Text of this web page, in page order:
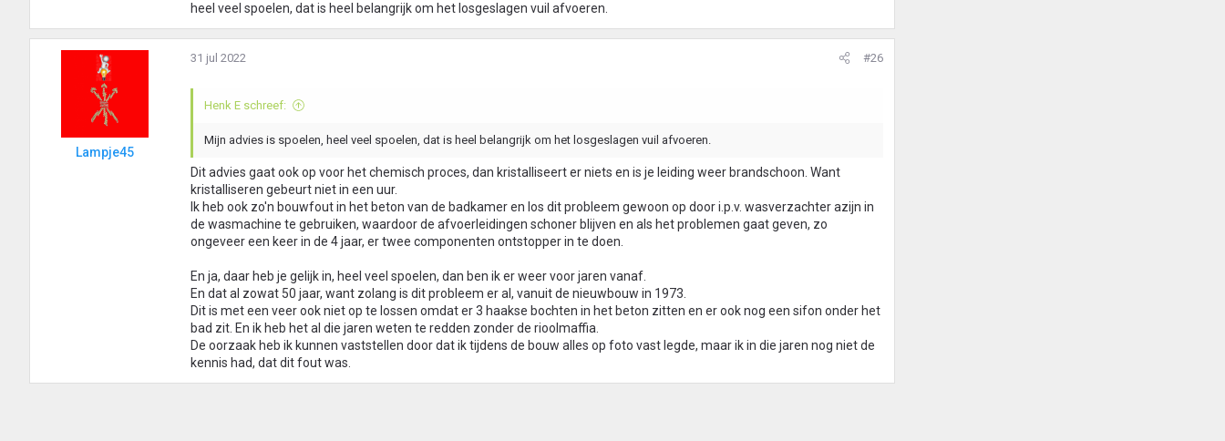
heel veel spoelen, dat is heel belangrijk om het losgeslagen vuil afvoeren.
Lampje45
31 jul 2022 #26
Henk E schreef:
Mijn advies is spoelen, heel veel spoelen, dat is heel belangrijk om het losgeslagen vuil afvoeren.
Dit advies gaat ook op voor het chemisch proces, dan kristalliseert er niets en is je leiding weer brandschoon. Want
kristalliseren gebeurt niet in een uur.
Ik heb ook zo'n bouwfout in het beton van de badkamer en los dit probleem gewoon op door i.p.v. wasverzachter azijn in
de wasmachine te gebruiken, waardoor de afvoerleidingen schoner blijven en als het problemen gaat geven, zo
ongeveer een keer in de 4 jaar, er twee componenten ontstopper in te doen.
En ja, daar heb je gelijk in, heel veel spoelen, dan ben ik er weer voor jaren vanaf.
En dat al zowat 50 jaar, want zolang is dit probleem er al, vanuit de nieuwbouw in 1973.
Dit is met een veer ook niet op te lossen omdat er 3 haakse bochten in het beton zitten en er ook nog een sifon onder het
bad zit. En ik heb het al die jaren weten te redden zonder de rioolmaffia.
De oorzaak heb ik kunnen vaststellen door dat ik tijdens de bouw alles op foto vast legde, maar ik in die jaren nog niet de
kennis had, dat dit fout was.